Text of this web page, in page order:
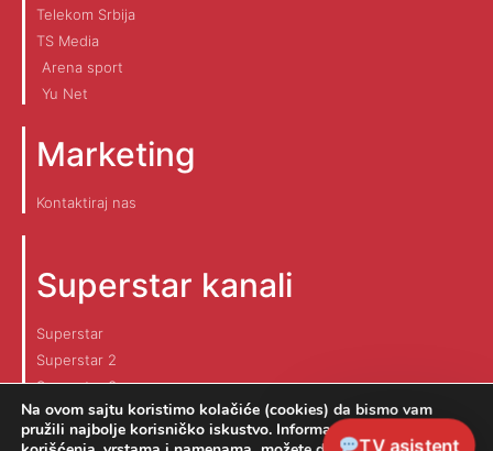
TV asistent
Telekom Srbija
TS Media
Arena sport
Yu Net
Marketing
Kontaktiraj nas
Superstar kanali
Superstar
Superstar 2
Superstar 3
Na ovom sajtu koristimo kolačiće (cookies) da bismo vam
pružili najbolje korisničko iskustvo. Informaciju o načinu